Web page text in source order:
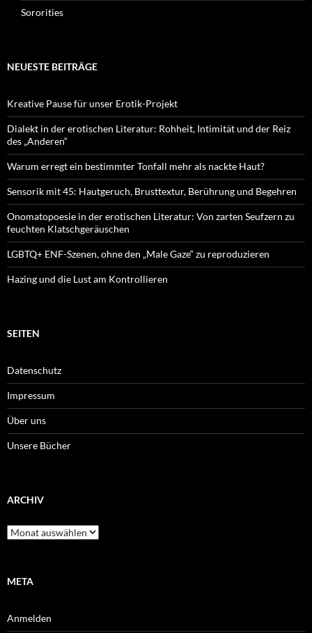
Sororities
NEUESTE BEITRÄGE
Kreative Pause für unser Erotik-Projekt
Dialekt in der erotischen Literatur: Rohheit, Intimität und der Reiz
des „Anderen“
Warum erregt ein bestimmter Tonfall mehr als nackte Haut?
Sensorik mit 45: Hautgeruch, Brusttextur, Berührung und Begehren
Onomatopoesie in der erotischen Literatur: Von zarten Seufzern zu
feuchten Klatschgeräuschen
LGBTQ+ ENF-Szenen, ohne den „Male Gaze“ zu reproduzieren
Hazing und die Lust am Kontrollieren
SEITEN
Datenschutz
Impressum
Über uns
Unsere Bücher
ARCHIV
Archiv
META
Anmelden